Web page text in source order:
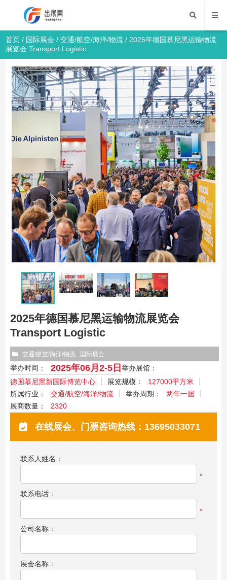
首页 / 国际展会 /交通/航空/海洋/物流 / 2025年德国慕尼黑运输物流
展览会 Transport Logistic
2025年德国慕尼黑运输物流展览会
Transport Logistic
交通/航空/海洋/物流 国际展会
举办时间： 2025年06月2-5日 举办展馆：
德国慕尼黑新国际博览中心
展览规模：
127000平方米
所属行业：
交通/航空/海洋/物流 举办周期：
两年一届
展商数量：
2320
在线展会、门票咨询热线：13695033071
联系人姓名：
*
联系电话：
*
公司名称：
展会名称：